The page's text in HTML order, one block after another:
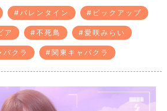
#バレンタイン #ピックアップ
ア #不死鳥 #愛咲みらい
クラ #関東キャバクラ